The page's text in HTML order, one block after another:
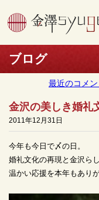
ブログ
最近のコメン
金沢の美しき婚礼
2011年12月31日
今年も今日で〆の日。
婚礼文化の再現と金沢ら
温かい応援を本年もあり